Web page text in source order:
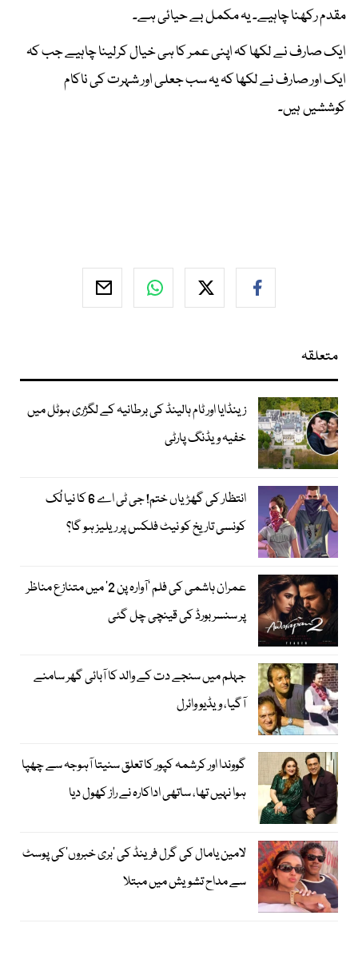
مقدم رکھنا چاہیے۔ یہ مکمل بے حیائی ہے۔
ایک صارف نے لکھا کہ اپنی عمر کا ہی خیال کرلینا چاہیے جب کہ
ایک اور صارف نے لکھا کہ یہ سب جعلی اور شہرت کی ناکام
کوششیں ہیں۔
متعلقہ
زینڈایا اور ٹام ہالینڈ کی برطانیہ کے لگژری ہوٹل میں
خفیہ ویڈنگ پارٹی
انتظار کی گھڑیاں ختم! جی ٹی اے 6 کا نیا لُک
کونسی تاریخ کو نیٹ فلکس پر ریلیز ہو گا؟
عمران ہاشمی کی فلم ’آوارہ پن 2‘ میں متنازع مناظر
پر سنسر بورڈ کی قینچی چل گئی
جہلم میں سنجے دت کے والد کا آبائی گھر سامنے
آگیا، ویڈیو وائرل
گووندا اور کرشمہ کپور کا تعلق سنیتا آہوجہ سے چھپا
ہوا نہیں تھا، ساتھی اداکارہ نے راز کھول دیا
لامین یامال کی گرل فرینڈ کی ’بری خبروں‘کی پوسٹ
سے مداح تشویش میں مبتلا